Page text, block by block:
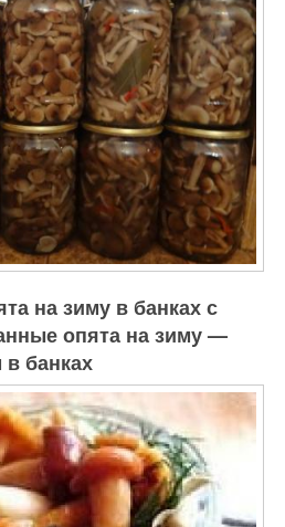
на зиму в банках с
опята на зиму —
банках